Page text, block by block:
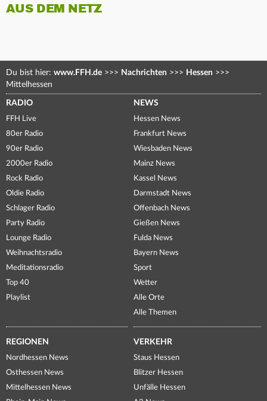
AUS DEM NETZ
Du bist hier: www.FFH.de >>> Nachrichten >>> Hessen >>>
Mittelhessen
RADIO
FFH Live
80er Radio
90er Radio
2000er Radio
Rock Radio
Oldie Radio
Schlager Radio
Party Radio
Lounge Radio
Weihnachtsradio
Meditationsradio
Top 40
Playlist
NEWS
Hessen News
Frankfurt News
Wiesbaden News
Mainz News
Kassel News
Darmstadt News
Offenbach News
Gießen News
Fulda News
Bayern News
Sport
Wetter
Alle Orte
Alle Themen
REGIONEN
Nordhessen News
Osthessen News
Mittelhessen News
VERKEHR
Staus Hessen
Blitzer Hessen
Unfälle Hessen